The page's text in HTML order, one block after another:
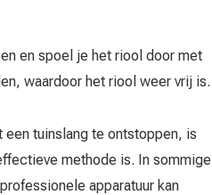
en spoel je het riool door met
waardoor het riool weer vrij is.
tuinslang te ontstoppen, is
methode is. In sommige
apparatuur kan